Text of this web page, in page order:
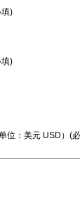
)
)
单位：美元 USD）(必